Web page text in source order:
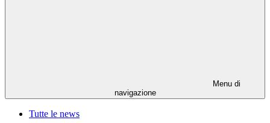
Menu di
navigazione
Tutte le news